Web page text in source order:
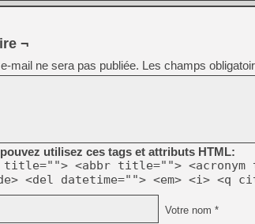
¬
mail ne sera pas publiée. Les champs
utilisez ces tags et attributs HTML:
<abbr title=""> <acronym
<del datetime=""> <em> <i> <q
Votre nom *